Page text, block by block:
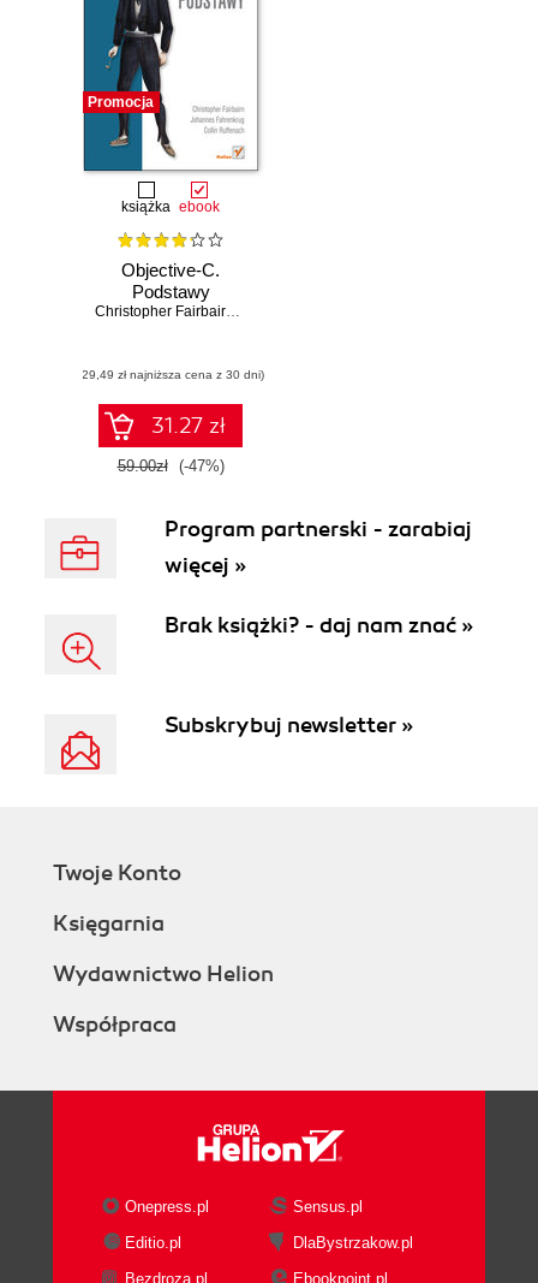
Promocja
książka ebook
Objective-C.
Podstawy
Christopher Fairbairn,
(29,49 zł najniższa cena z 30 dni)
31.27 zł
59.00zł (-47%)
Program partnerski - zarabiaj
więcej »
Brak książki? - daj nam znać »
Subskrybuj newsletter »
Twoje Konto
Księgarnia
Wydawnictwo Helion
Współpraca
Onepress.pl
Sensus.pl
Editio.pl
DlaBystrzakow.pl
Bezdroza.pl
Ebookpoint.pl